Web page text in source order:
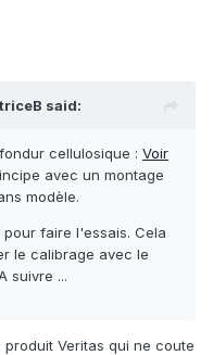
said:
cellulosique : Voir
avec un montage
modèle.
faire l'essais. Cela
le calibrage avec le
suivre ...
Veritas qui ne coute